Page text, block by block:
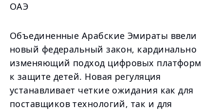
ОАЭ
Объединенные Арабские Эмираты ввели
новый федеральный закон, кардинально
изменяющий подход цифровых платформ
к защите детей. Новая регуляция
устанавливает четкие ожидания как для
поставщиков технологий, так и для